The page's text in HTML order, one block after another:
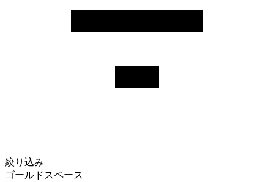
絞り込み
ゴールドスペース